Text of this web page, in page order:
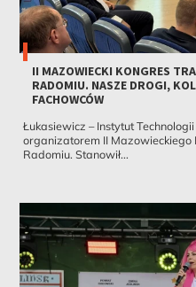
II MAZOWIECKI KONGRES
RADOMIU. NASZE DROGI,
FACHOWCÓW
Łukasiewicz – Instytut
organizatorem II
Radomiu. Stanowił...